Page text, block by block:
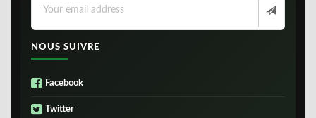
NOUS SUIVRE
Facebook
Twitter